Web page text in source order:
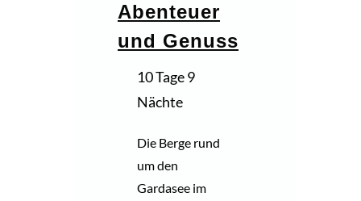
Abenteuer
und Genuss
10 Tage 9
Nächte
Die Berge rund
um den
Gardasee im